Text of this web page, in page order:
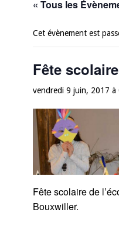
« Tous les
Cet évènement est
Fête scolaire
vendredi 9 juin, 2017 à
Fête scolaire de
Bouxwiller.